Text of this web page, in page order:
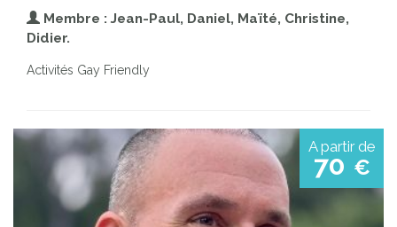
Membre : Jean-Paul, Daniel, Maïté, Christine,
Didier.
Activités Gay Friendly
A partir de
70 €